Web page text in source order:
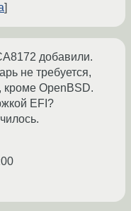
добавили.
не требуется,
кроме OpenBSD.
EFI?